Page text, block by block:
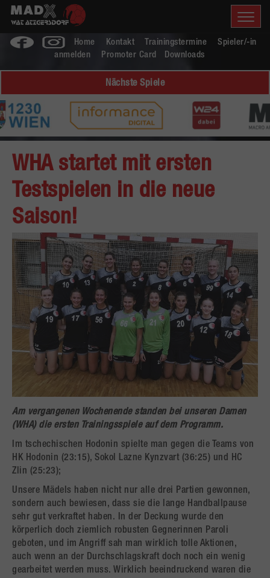
Home Kontakt Trainingstermine
Spieler/-in
anmelden
Promoter Card Downloads
Nächste Spiele
WHA startet mit ersten
Testspielen in die neue
Saison!
Am vergangenen Wochenende standen bei unseren Damen
(WHA) die ersten Trainingsspiele auf dem Programm.
Im tschechischen Hodonin spielte man gegen die Teams von
HK Hodonin (23:15), Sokol Lazne Kynzvart (36:25) und HC
Zlin (25:23);
Unsere Mädels haben nicht nur alle drei Partien gewonnen,
sondern auch bewiesen, dass sie die lange Handballpause
sehr gut verkraftet haben. In der Deckung wurde den
körperlich doch ziemlich robusten Gegnerinnen Paroli
geboten, und im Angriff sah man wirklich tolle Aktionen,
auch wenn an der Durchschlagskraft doch noch ein wenig
gearbeitet werden muss. Wirklich beeindruckend waren die